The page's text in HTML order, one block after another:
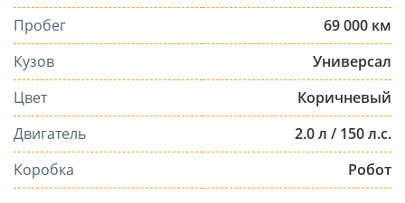
Пробег
69 000 км
Кузов
Универсал
Цвет
Коричневый
Двигатель
2.0 л / 150 л.с.
Коробка
Робот